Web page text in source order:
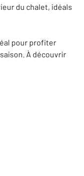
du chalet, idéals
pour profiter
À découvrir